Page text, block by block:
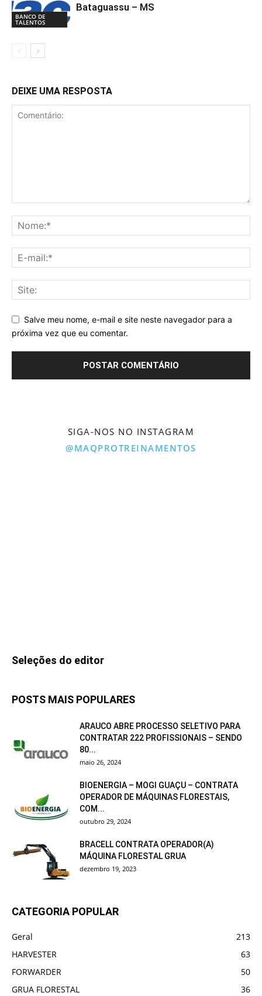
BANCO DE
TALENTOS
Bataguassu – MS
DEIXE UMA RESPOSTA
Salve meu nome, e-mail e site neste navegador para a
próxima vez que eu comentar.
SIGA-NOS NO INSTAGRAM
@MAQPROTREINAMENTOS
Seleções do editor
POSTS MAIS POPULARES
ARAUCO ABRE PROCESSO SELETIVO PARA
CONTRATAR 222 PROFISSIONAIS – SENDO
80...
maio 26, 2024
BIOENERGIA – MOGI GUAÇU – CONTRATA
OPERADOR DE MÁQUINAS FLORESTAIS,
COM...
outubro 29, 2024
BRACELL CONTRATA OPERADOR(A)
MÁQUINA FLORESTAL GRUA
dezembro 19, 2023
CATEGORIA POPULAR
Geral
213
HARVESTER
63
FORWARDER
50
GRUA FLORESTAL
36